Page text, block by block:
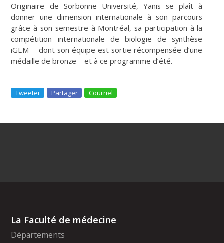
Originaire de Sorbonne Université, Yanis se plaît à
donner une dimension internationale à son parcours
grâce à son semestre à Montréal, sa participation à la
compétition internationale de biologie de synthèse
iGEM – dont son équipe est sortie récompensée d’une
médaille de bronze – et à ce programme d’été.
Tweeter Partager Courriel
La Faculté de médecine
Départements